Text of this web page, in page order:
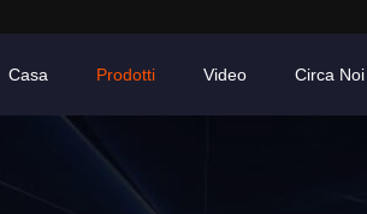
Casa Prodotti Video Circa Noi